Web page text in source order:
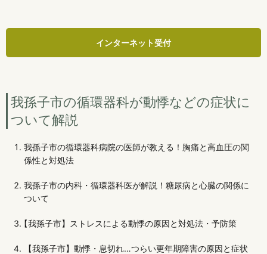
インターネット受付
我孫子市の循環器科が動悸などの症状に
ついて解説
我孫子市の循環器科病院の医師が教える！胸痛と高血圧の関
係性と対処法
我孫子市の内科・循環器科医が解説！糖尿病と心臓の関係に
ついて
【我孫子市】ストレスによる動悸の原因と対処法・予防策
【我孫子市】動悸・息切れ…つらい更年期障害の原因と症状